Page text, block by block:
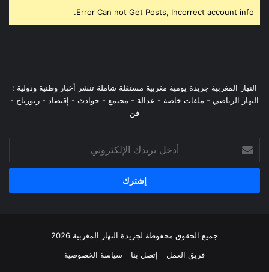
Error Can not Get Posts, Incorrect account info.
النهار المغربية جريدة يومية مغربية مستقلة شاملة تنشر أخبار وطنية ودولية :
النهار الرياضي - ملفات خاصة - عدالة - مجتمع - حوادث - إقتصاد - ربورتاج -
فن
أدخل
بريدك
الإلكتروني
جميع الحقوق محفوظة لجريدة النهار المغربية 2026
فريق العمل
إتصل بنا سياسة الخصوصية